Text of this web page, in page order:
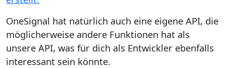
OneSignal hat natürlich auch eine eigene API, die
möglicherweise andere Funktionen hat als
unsere API, was für dich als Entwickler ebenfalls
interessant sein könnte.